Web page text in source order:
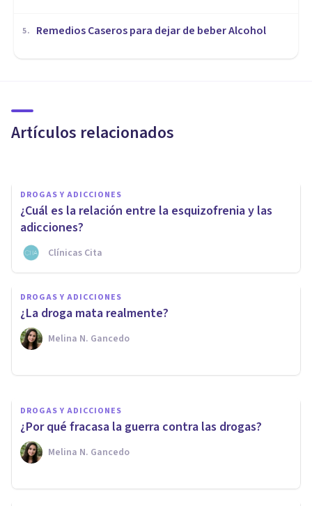
5. Remedios Caseros para dejar de beber Alcohol
Artículos relacionados
¿Existe la adicción a la cafeína?
DROGAS Y ADICCIONES
¿Cuál es la relación entre la esquizofrenia y las
adicciones?
Clínicas Cita
DROGAS Y ADICCIONES
¿La droga mata realmente?
Melina N. Gancedo
20 mitos sobre el consumo de
drogas
DROGAS Y ADICCIONES
¿Por qué fracasa la guerra contra las drogas?
Melina N. Gancedo